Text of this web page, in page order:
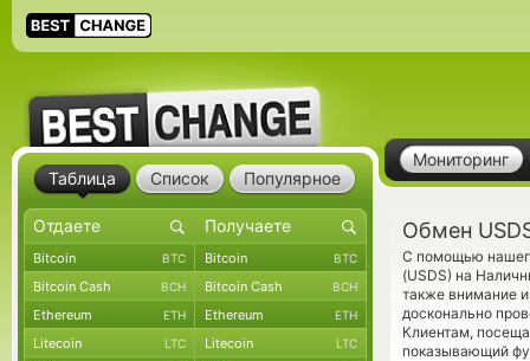
Мониторинг
Обмен
С помощью
(USDS) на
также внимание
досконально
Клиентам,
показывающий
Таблица Список Популярное
Bitcoin BTC Bitcoin BTC
Bitcoin Cash BCH Bitcoin Cash BCH
Ethereum ETH Ethereum ETH
Litecoin LTC Litecoin LTC